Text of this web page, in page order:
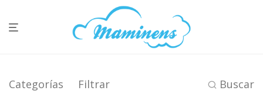
Categorías Filtrar Buscar